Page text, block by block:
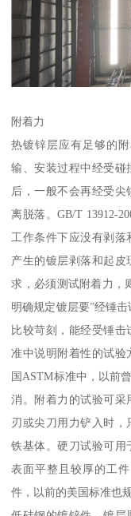
附着力
热镀锌层应有足够的
输、安装过程中经受碰
后，一般不会再经受尖
离脱落。GB/T 13912-
工作条件下应没有剥落
产生的镀层剥落和起
求，必须测试附着力，
明确规定镀层要”经锤
比较苛刻，能经受锤
准中说明附着性的试验
国ASTM标准中，以前
消。附着力的试验可采
刃或尖刀用力铲入时，
铁基体。硬刀试验可用
表面平整且较厚的工
件，以前的美国标准也